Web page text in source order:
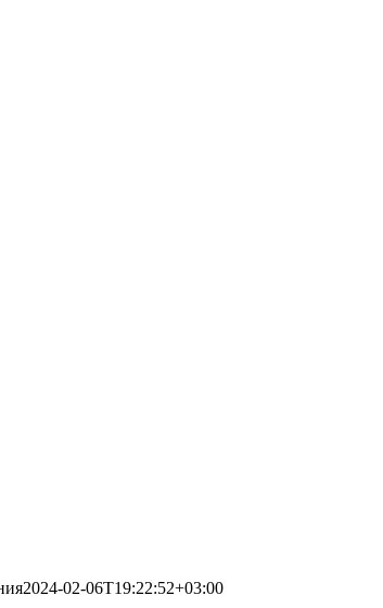
2024-02-06T19:22:52+03:00